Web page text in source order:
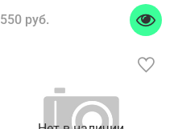
550 руб.